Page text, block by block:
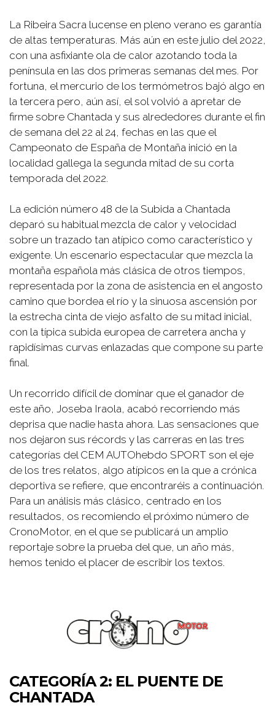
La Ribeira Sacra lucense en pleno verano es garantía
de altas temperaturas. Más aún en este julio del 2022,
con una asfixiante ola de calor azotando toda la
península en las dos primeras semanas del mes. Por
fortuna, el mercurio de los termómetros bajó algo en
la tercera pero, aún así, el sol volvió a apretar de
firme sobre Chantada y sus alrededores durante el fin
de semana del 22 al 24, fechas en las que el
Campeonato de España de Montaña inició en la
localidad gallega la segunda mitad de su corta
temporada del 2022.
La edición número 48 de la Subida a Chantada
deparó su habitual mezcla de calor y velocidad
sobre un trazado tan atípico como característico y
exigente. Un escenario espectacular que mezcla la
montaña española más clásica de otros tiempos,
representada por la zona de asistencia en el angosto
camino que bordea el río y la sinuosa ascensión por
la estrecha cinta de viejo asfalto de su mitad inicial,
con la típica subida europea de carretera ancha y
rapidísimas curvas enlazadas que compone su parte
final.
Un recorrido difícil de dominar que el ganador de
este año, Joseba Iraola, acabó recorriendo más
deprisa que nadie hasta ahora. Las sensaciones que
nos dejaron sus récords y las carreras en las tres
categorías del CEM AUTOhebdo SPORT son el eje
de los tres relatos, algo atípicos en la que a crónica
deportiva se refiere, que encontraréis a continuación.
Para un análisis más clásico, centrado en los
resultados, os recomiendo el próximo número de
CronoMotor, en el que se publicará un amplio
reportaje sobre la prueba del que, un año más,
hemos tenido el placer de escribir los textos.
CATEGORÍA 2: EL PUENTE DE
CHANTADA